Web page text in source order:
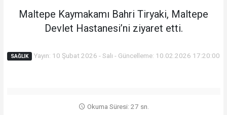
Maltepe Kaymakamı Bahri Tiryaki, Maltepe
Devlet Hastanesi’ni ziyaret etti.
SAĞLIK Yayın: 10 Şubat 2026 - Salı - Güncelleme: 10.02.2026 17:20:00
Okuma Süresi: 27 sn.